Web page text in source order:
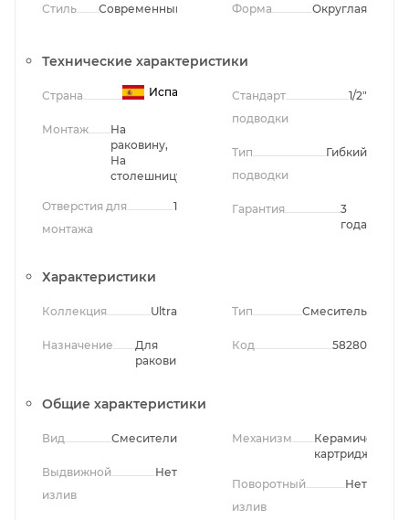
Стиль Современный Форма Округлая
Технические характеристики
Страна Испания
Монтаж
На
раковину,
На
столешницу
Отверстия для
монтажа
1
Стандарт
подводки
1/2"
Тип
подводки
Гибкий
Гарантия
3
года
Характеристики
Коллекция Ultra
Назначение
Для
раковины
Тип Смеситель
Код 58280
Общие характеристики
Вид Смесители
Выдвижной
излив
Нет
Механизм
Керамический
картридж
Поворотный
излив
Нет